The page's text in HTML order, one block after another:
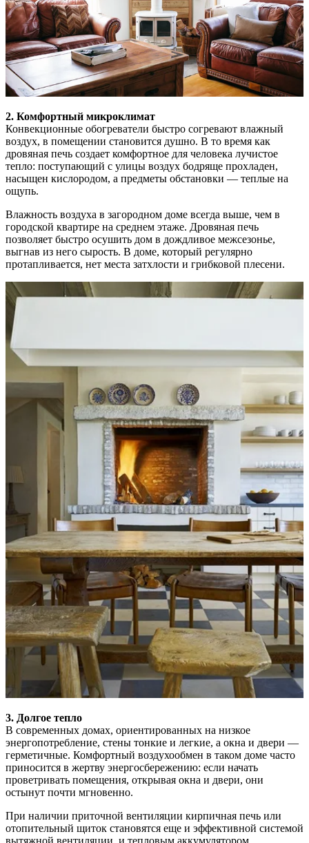
2. Комфортный микроклимат
Конвекционные обогреватели быстро согревают влажный
воздух, в помещении становится душно. В то время как
дровяная печь создает комфортное для человека лучистое
тепло: поступающий с улицы воздух бодряще прохладен,
насыщен кислородом, а предметы обстановки — теплые на
ощупь.
Влажность воздуха в загородном доме всегда выше, чем в
городской квартире на среднем этаже. Дровяная печь
позволяет быстро осушить дом в дождливое межсезонье,
выгнав из него сырость. В доме, который регулярно
протапливается, нет места затхлости и грибковой плесени.
3. Долгое тепло
В современных домах, ориентированных на низкое
энергопотребление, стены тонкие и легкие, а окна и двери —
герметичные. Комфортный воздухообмен в таком доме часто
приносится в жертву энергосбережению: если начать
проветривать помещения, открывая окна и двери, они
остынут почти мгновенно.
При наличии приточной вентиляции кирпичная печь или
отопительный щиток становятся еще и эффективной системой
вытяжной вентиляции, и тепловым аккумулятором,